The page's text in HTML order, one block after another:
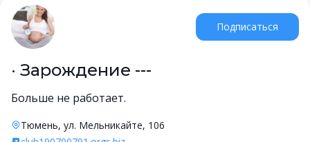
· Зарождение ---
Больше не работает.
Тюмень, ул. Мельникайте, 106
Подписаться